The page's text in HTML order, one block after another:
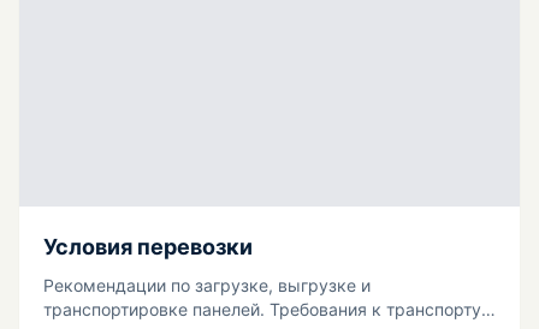
Условия перевозки
Рекомендации по загрузке, выгрузке и
транспортировке панелей. Требования к транспорту и